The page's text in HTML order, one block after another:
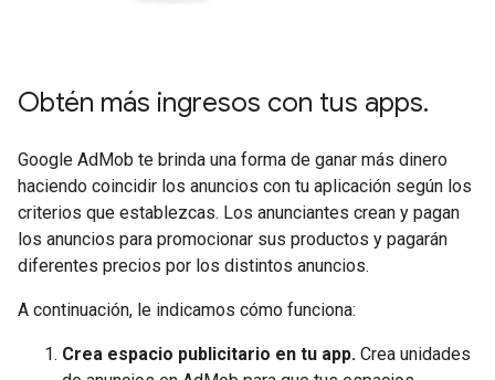
Obtén más ingresos con tus apps.
Google AdMob te brinda una forma de ganar más dinero
haciendo coincidir los anuncios con tu aplicación según los
criterios que establezcas. Los anunciantes crean y pagan
los anuncios para promocionar sus productos y pagarán
diferentes precios por los distintos anuncios.
A continuación, le indicamos cómo funciona:
Crea espacio publicitario en tu app. Crea unidades